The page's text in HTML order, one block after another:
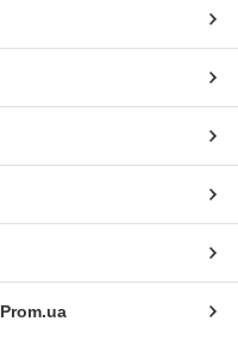
Prom.ua